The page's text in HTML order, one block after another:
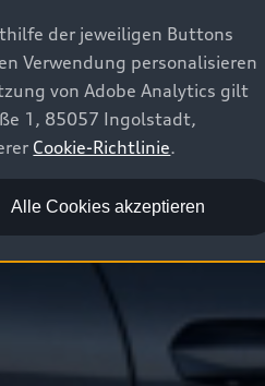
der jeweiligen Buttons
Verwendung personalisieren
von Adobe Analytics gilt
1, 85057 Ingolstadt,
Cookie-Richtlinie.
Alle Cookies akzeptieren